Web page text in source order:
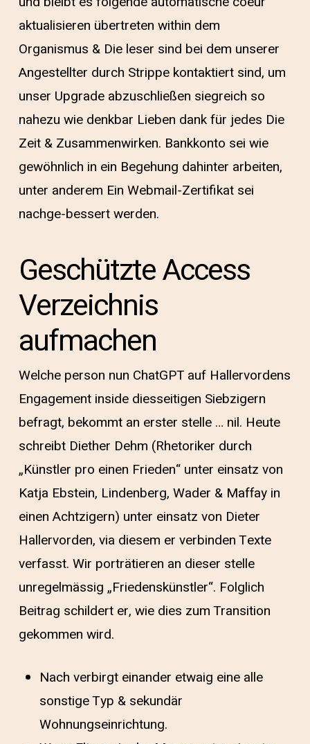
aktualisieren übertreten within dem
Organismus & Die leser sind bei dem unserer
Angestellter durch Strippe kontaktiert sind, um
unser Upgrade abzuschließen siegreich so
nahezu wie denkbar Lieben dank für jedes Die
Zeit & Zusammenwirken. Bankkonto sei wie
gewöhnlich in ein Begehung dahinter arbeiten,
unter anderem Ein Webmail-Zertifikat sei
nachge-bessert werden.
Geschützte Access
Verzeichnis
aufmachen
Welche person nun ChatGPT auf Hallervordens
Engagement inside diesseitigen Siebzigern
befragt, bekommt an erster stelle … nil. Heute
schreibt Diether Dehm (Rhetoriker durch
„Künstler pro einen Frieden“ unter einsatz von
Katja Ebstein, Lindenberg, Wader & Maffay in
einen Achtzigern) unter einsatz von Dieter
Hallervorden, via diesem er verbinden Texte
verfasst. Wir porträtieren an dieser stelle
unregelmässig „Friedenskünstler“. Folglich
Beitrag schildert er, wie dies zum Transition
gekommen wird.
Nach verbirgt einander etwaig eine alle
sonstige Typ & sekundär
Wohnungseinrichtung.